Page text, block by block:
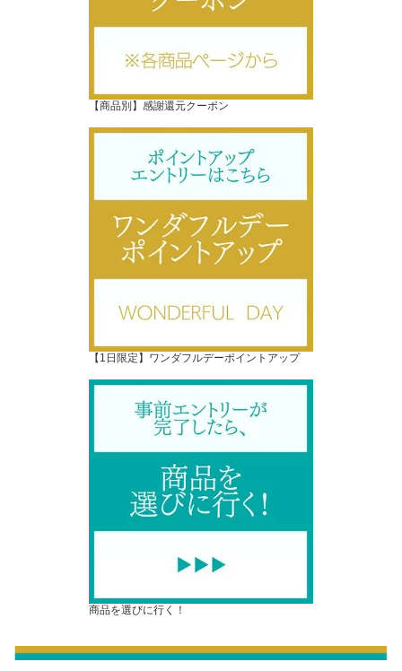
【商品別】感謝還元クーポン
【1日限定】ワンダフルデーポイントアップ
商品を選びに行く！